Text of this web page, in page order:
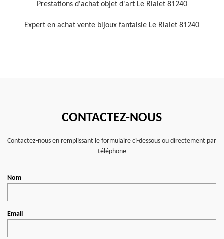
Prestations d'achat objet d'art Le Rialet 81240
Expert en achat vente bijoux fantaisie Le Rialet 81240
CONTACTEZ-NOUS
Contactez-nous en remplissant le formulaire ci-dessous ou directement par
téléphone
Nom
Email